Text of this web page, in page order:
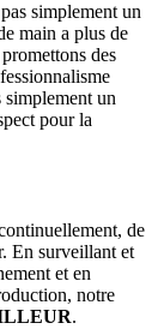
simplement un
main a plus de
des
simplement un
pour la
de
En surveillant et
et en
notre
.